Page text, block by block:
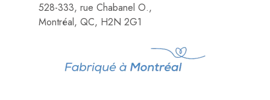
528-333, rue Chabanel O.,
Montréal, QC, H2N 2G1